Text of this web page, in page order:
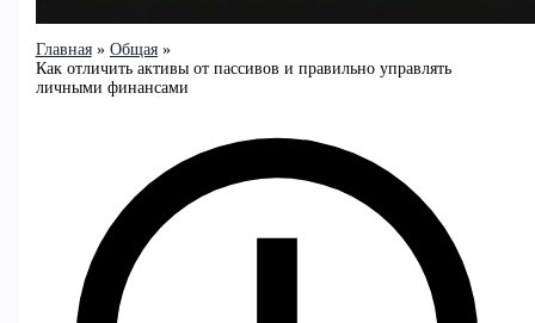
Главная
Общая
Как отличить активы от пассивов и правильно управлять
личными финансами